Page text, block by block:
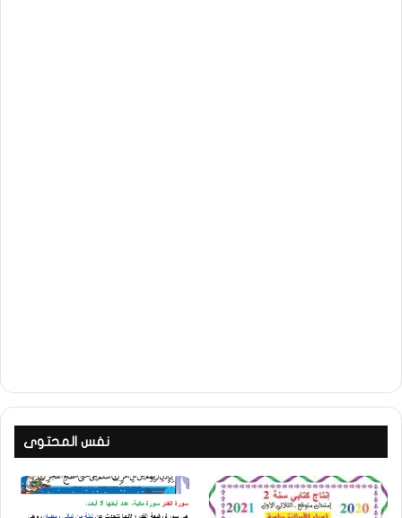
نفس المحتوى